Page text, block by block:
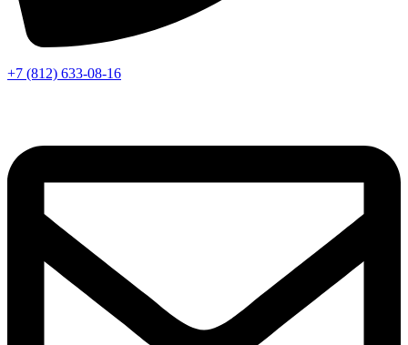
+7 (812) 633-08-16